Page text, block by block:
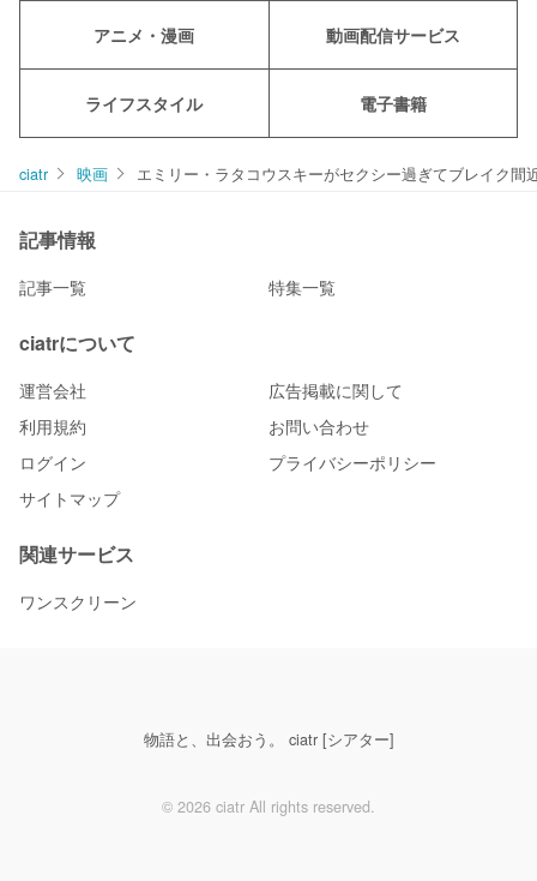
アニメ・漫画 動画配信サービス
ライフスタイル 電子書籍
ciatr 映画 エミリー・ラタコウスキーがセクシー過ぎてブレイク間
記事情報
記事一覧 特集一覧
ciatrについて
運営会社
広告掲載に関して
利用規約
お問い合わせ
ログイン
プライバシーポリシー
サイトマップ
関連サービス
ワンスクリーン
物語と、出会おう。 ciatr [シアター]
© 2026 ciatr All rights reserved.